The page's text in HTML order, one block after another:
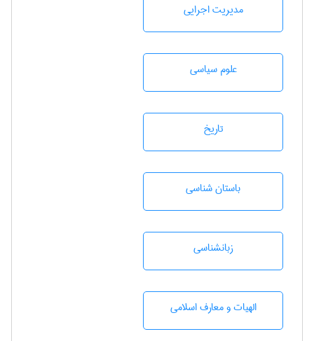
مديريت اجرايی
علوم سياسی
تاريخ
باستان شناسی
زبانشناسی
الهیات و معارف اسلامی